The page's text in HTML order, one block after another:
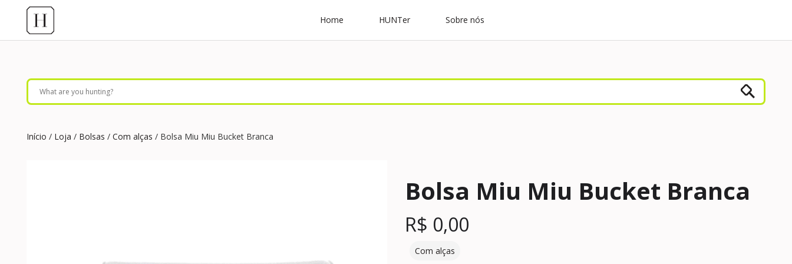
Home HUNTer Sobre nós
Início / Loja / Bolsas / Com alças / Bolsa Miu Miu Bucket Branca
Bolsa Miu Miu Bucket Branca
R$ 0,00
Com alças